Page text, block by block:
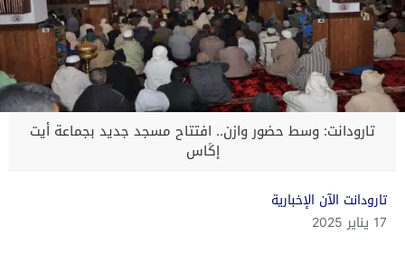
تارودانت: وسط حضور وازن.. افتتاح مسجد جديد بجماعة أيت
إڭاس
تارودانت الآن الإخبارية
17 يناير 2025